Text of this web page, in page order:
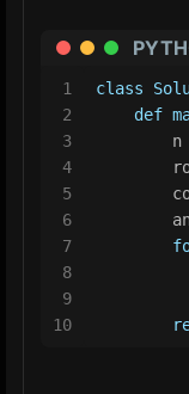
1
2
3
4
5
6
7
8
9
10
class
def
n